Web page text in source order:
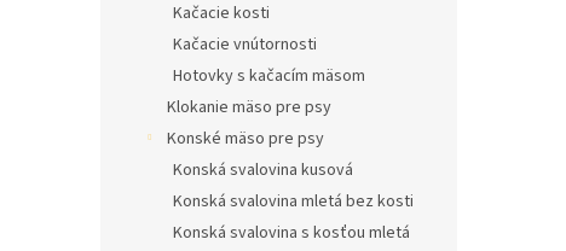
Kačacie kosti
Kačacie vnútornosti
Hotovky s kačacím mäsom
Klokanie mäso pre psy
Konské mäso pre psy
Konská svalovina kusová
Konská svalovina mletá bez kosti
Konská svalovina s kosťou mletá